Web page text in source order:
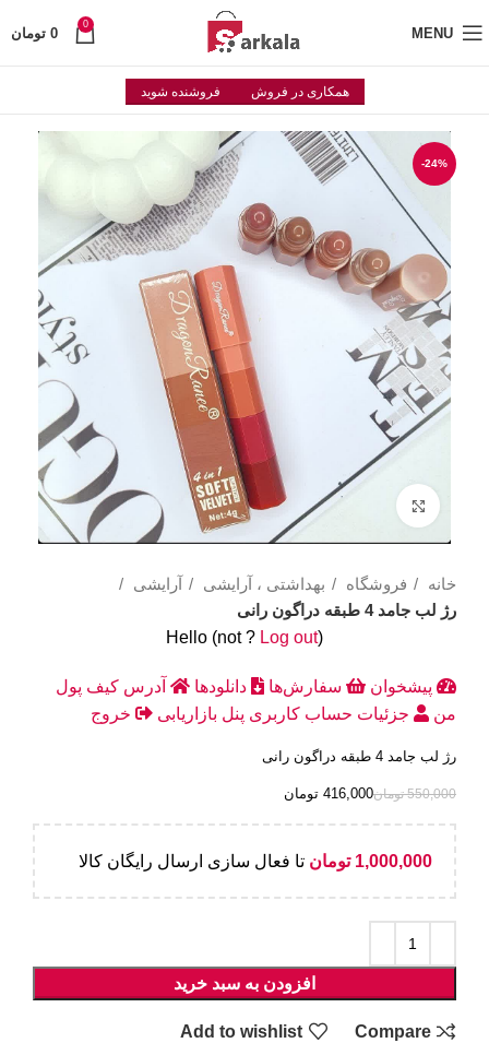
MENU
0
0 تومان
همکاری در فروش فروشنده شوید
-24%
Click to enlarge
خانه فروشگاه بهداشتی ، آرایشی
آرایشی
رژ لب جامد 4 طبقه دراگون رانی
Hello (not? Log out)
پیشخوان سفارش‌ها دانلودها آدرس کیف پول
من
جزئیات حساب کاربری پنل بازاریابی خروج
رژ لب جامد 4 طبقه دراگون رانی
550,000 تومان416,000 تومان
1,000,000 تومان تا فعال سازی ارسال رایگان کالا
افزودن به سبد خرید
Compare
Add to wishlist